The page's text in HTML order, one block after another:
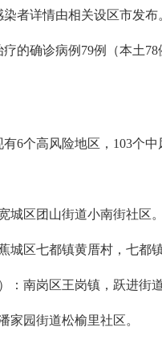
者详情由相关设区市发布
的确诊病例79例（本土
6个高风险地区，103个
城区团山街道小南街社区
城区七都镇黄厝村，七都
：南岗区王岗镇，跃进街
家园街道松榆里社区。